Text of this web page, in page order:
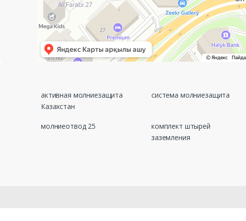
активная молниезащита
Казахстан
система молниезащита
молниеотвод 25
комплект штырей
заземления